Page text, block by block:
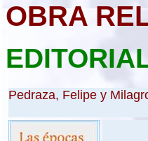
OBRA
Pedraza, Felipe y